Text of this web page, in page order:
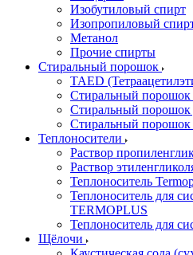
Изобутиловый спирт
Изопропиловый
Метанол
Прочие спирты
Стиральный порошок
TAED
Стиральный порошок
Стиральный порошок
Стиральный порошок
Теплоносители
Раствор
Раствор
Теплоноситель
Теплоноситель для
TERMOPLUS
Теплоноситель для
Щёлочи